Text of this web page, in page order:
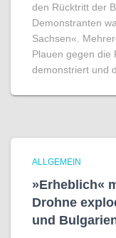
den Rücktritt der
Demonstranten
Sachsen«.
Plauen gegen die
demonstriert und
ALLGEMEIN
»Erheblich«
Drohne
und